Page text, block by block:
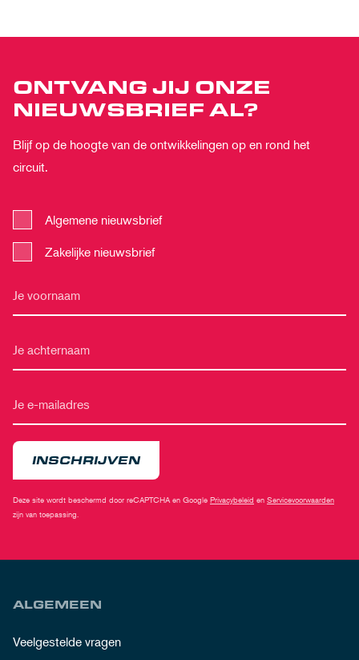
ONTVANG JIJ ONZE
NIEUWSBRIEF AL?
Blijf op de hoogte van de ontwikkelingen op en rond het
circuit.
Algemene nieuwsbrief
Zakelijke nieuwsbrief
INSCHRIJVEN
Deze site wordt beschermd door reCAPTCHA en Google Privacybeleid en Servicevoorwaarden
zijn van toepassing.
ALGEMEEN
Veelgestelde vragen